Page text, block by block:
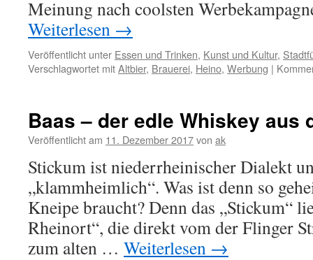
Meinung nach coolsten
Weiterlesen →
Veröffentlicht unter Essen und Trinken, Kunst und Kultur,
Verschlagwortet mitAltbier, Brauerei, Heino, Werbung |
Baas – der edle Whiskey aus
Veröffentlicht am 11. Dezember 2017von ak
Stickum ist niederrheinischer Dialekt
„klammheimlich“. Was ist denn so
Kneipe braucht? Denn das „Stickum“
Rheinort“, die direkt vom der Flinger
zum alten … Weiterlesen →